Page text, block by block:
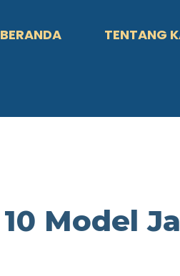
BERANDA TENTANG
10 Model